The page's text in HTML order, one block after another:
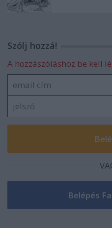
Szólj hozzá!
A hozzászóláshoz be kell